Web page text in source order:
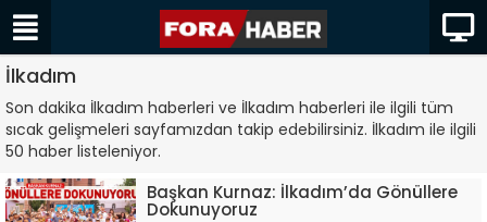
İlkadım
Son dakika İlkadım haberleri ve İlkadım haberleri ile ilgili tüm
sıcak gelişmeleri sayfamızdan takip edebilirsiniz. İlkadım ile ilgili
50 haber listeleniyor.
Başkan Kurnaz: İlkadım’da Gönüllere
Dokunuyoruz